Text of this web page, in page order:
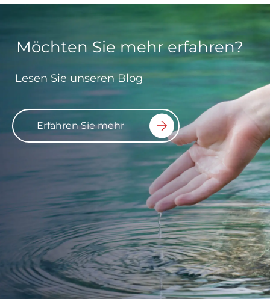
Möchten Sie mehr erfahren?
Lesen Sie unseren Blog
Erfahren Sie mehr